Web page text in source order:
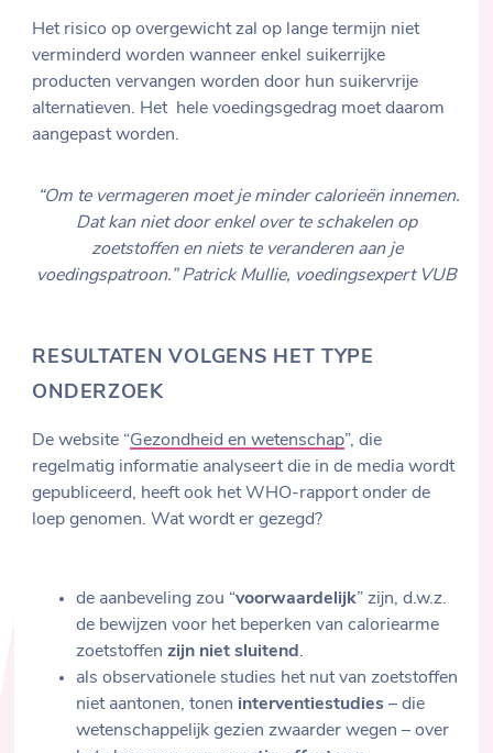
Het risico op overgewicht zal op lange termijn niet
verminderd worden wanneer enkel suikerrijke
producten vervangen worden door hun suikervrije
alternatieven. Het hele voedingsgedrag moet daarom
aangepast worden.
“Om te vermageren moet je minder calorieën innemen.
Dat kan niet door enkel over te schakelen op
zoetstoffen en niets te veranderen aan je
voedingspatroon.” Patrick Mullie, voedingsexpert VUB
RESULTATEN VOLGENS HET TYPE
ONDERZOEK
De website “Gezondheid en wetenschap”, die
regelmatig informatie analyseert die in de media wordt
gepubliceerd, heeft ook het WHO-rapport onder de
loep genomen. Wat wordt er gezegd?
de aanbeveling zou “voorwaardelijk” zijn, d.w.z.
de bewijzen voor het beperken van caloriearme
zoetstoffenzijn niet sluitend .
als observationele studies het nut van zoetstoffen
niet aantonen, tonen interventiestudies – die
wetenschappelijk gezien zwaarder wegen – over